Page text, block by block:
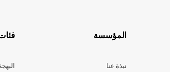
المؤسسة
نبذة عنا